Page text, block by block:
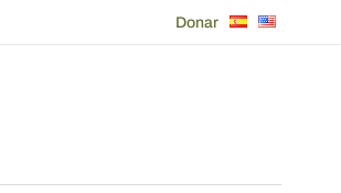
Donar